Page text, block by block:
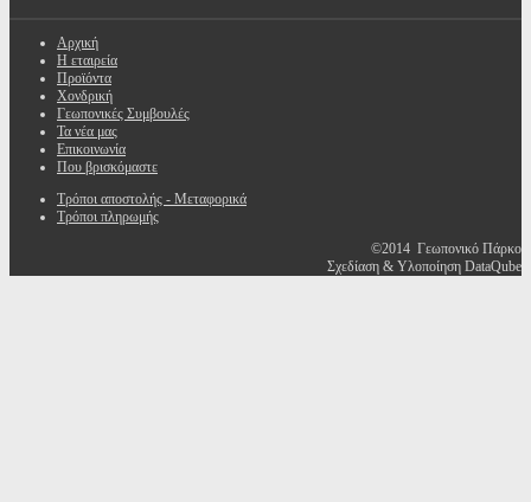
Αρχική
Η εταιρεία
Προϊόντα
Χονδρική
Γεωπονικές Συμβουλές
Τα νέα μας
Επικοινωνία
Που βρισκόμαστε
Τρόποι αποστολής - Μεταφορικά
Τρόποι πληρωμής
©2014 Γεωπονικό Πάρκο
Σχεδίαση & Υλοποίηση DataQube